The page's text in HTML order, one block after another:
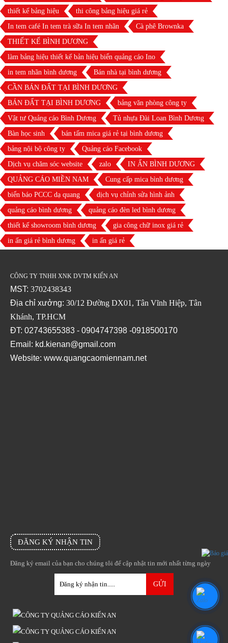
thiết kế bảng hiệu
thi công bảng hiệu giá rẻ
In tem café In tem trà sữa In tem nhãn
Cà phê Brownka
THIẾT KẾ BÌNH DƯƠNG
làm bảng hiệu thiết kế bản hiệu biển quảng cáo Ino
in tem nhãn bình dương
Bán nhà tại bình dương
CẦN BÁN ĐẤT TẠI BÌNH DƯƠNG
BÁN ĐẤT TẠI BÌNH DƯƠNG
bảng văn phòng công ty
Vật tư Quảng cáo Bình Dương
Tủ nhựa Đài Loan Bình Dương
Bàn học sinh
bán tấm mica giá rẻ tại bình dương
bảng nội bộ công ty
Quảng cáo Facebook
Dịch vụ chăm sóc website
zalo
IN ẤN BÌNH DƯƠNG
QUẢNG CÁO MIỀN NAM
Cung cấp mica bình dương
biển báo PCCC dạ quang
dịch vụ chỉnh sửa hình ảnh
quảng cáo bình dương
quảng cáo đèn led bình dương
thiết kế showroom bình dương
gia công chữ inox giá rẻ
in ấn giá rẻ bình dương
in ấn giá rẻ
CÔNG TY TNHH XNK DVTM KIẾN AN
MST: 3702438343
Địa chỉ xưởng: 30/12 Đường DX01, Tân Vĩnh Hiệp, Tân
Khánh, TP.HCM
ĐT: 02743655383 - 0904747398 -0918500170
Email: kd.kienan@gmail.com
Website: www.quangcaomiennam.net
ĐĂNG KÝ NHẬN TIN
Đăng ký email của bạn cho chúng tôi để cập nhật tin mới nhất từng ngày